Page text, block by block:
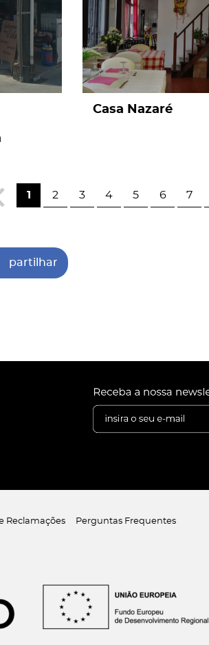
Casa Nazaré
1 2 3 4 5 6 7
partilhar
Reclamações Perguntas Frequentes